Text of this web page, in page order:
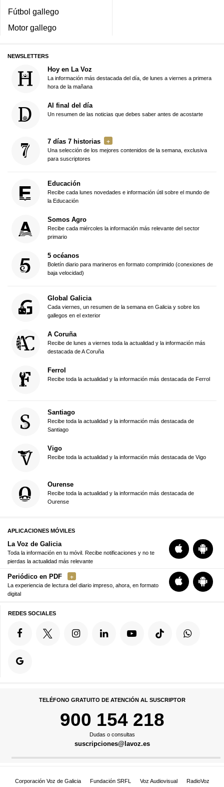
Fútbol gallego
Motor gallego
NEWSLETTERS
Hoy en La Voz
La información más destacada del día, de lunes a viernes a primera
hora de la mañana
Al final del día
Un resumen de las noticias que debes saber antes de acostarte
7 días 7 historias
Una selección de los mejores contenidos de la semana, exclusiva
para suscriptores
Educación
Recibe cada lunes novedades e información útil sobre el mundo de
la Educación
Somos Agro
Recibe cada miércoles la información más relevante del sector
primario
5 océanos
Boletín diario para marineros en formato comprimido (conexiones de
baja velocidad)
Global Galicia
Cada viernes, un resumen de la semana en Galicia y sobre los
gallegos en el exterior
A Coruña
Recibe de lunes a viernes toda la actualidad y la información más
destacada de A Coruña
Ferrol
Recibe toda la actualidad y la información más destacada de Ferrol
Santiago
Recibe toda la actualidad y la información más destacada de
Santiago
Vigo
Recibe toda la actualidad y la información más destacada de Vigo
Ourense
Recibe toda la actualidad y la información más destacada de
Ourense
APLICACIONES MÓVILES
La Voz de Galicia
Toda la información en tu móvil. Recibe notificaciones y no te
pierdas la actualidad más relevante
Periódico en PDF
La experiencia de lectura del diario impreso, ahora, en formato
digital
REDES SOCIALES
TELÉFONO GRATUITO DE ATENCIÓN AL SUSCRIPTOR
900 154 218
Dudas o consultas
suscripciones@lavoz.es
Corporación Voz de Galicia Fundación SRFL Voz Audiovisual
RadioVoz